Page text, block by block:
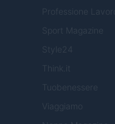
Professione Lavoro
Sport Magazine
Style24
Think.it
Tuobenessere
Viaggiamo